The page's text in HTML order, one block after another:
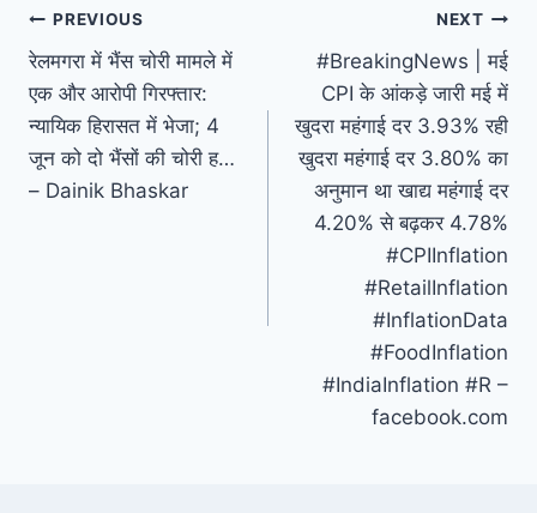
Post
navigation
PREVIOUS
रेलमगरा में भैंस चोरी मामले में
एक और आरोपी गिरफ्तार:
न्यायिक हिरासत में भेजा; 4
जून को दो भैंसों की चोरी ह…
– Dainik Bhaskar
NEXT
#BreakingNews | मई
CPI के आंकड़े जारी मई में
खुदरा महंगाई दर 3.93% रही
खुदरा महंगाई दर 3.80% का
अनुमान था खाद्य महंगाई दर
4.20% से बढ़कर 4.78%
#CPIInflation
#RetailInflation
#InflationData
#FoodInflation
#IndiaInflation #R –
facebook.com